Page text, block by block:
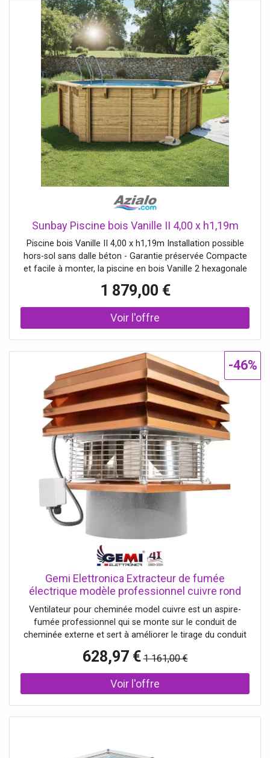
Sunbay Piscine bois Vanille II 4,00 x h1,19m
Piscine bois Vanille II 4,00 x h1,19m Installation possible
hors-sol sans dalle béton - Garantie préservée Compacte
et facile à monter, la piscine en bois Vanille 2 hexagonale
jardins. Grâce à un prix bas , elle est accessible à toutes
les bourse
1 879,00 €
Gemi Elettronica Extracteur de fumée
électrique modèle professionnel cuivre rond
2500 m³/h pour cheminée gemi
Ventilateur pour cheminée model cuivre est un aspire-
fumée professionnel qui se monte sur le conduit de
cheminée externe et sert à améliorer le tirage du conduit
marque GEMI ELETTRONICA pour ses caractéristiques. E'
il tirafumo top di gamma della Gemi Elettronica per
caratteristiche tecniche (le seul avec des éléments en
poêle, barbecue, four à pizza et bien d'autres encore
628,97 € 1 161,00 €
-46%